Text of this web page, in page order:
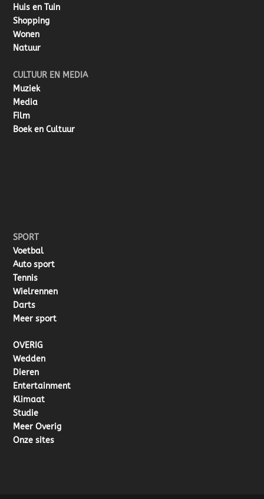
Huis en Tuin
Shopping
Wonen
Natuur
CULTUUR EN MEDIA
Muziek
Media
Film
Boek en Cultuur
SPORT
Voetbal
Auto sport
Tennis
Wielrennen
Darts
Meer sport
OVERIG
Wedden
Dieren
Entertainment
Klimaat
Studie
Meer Overig
Onze sites